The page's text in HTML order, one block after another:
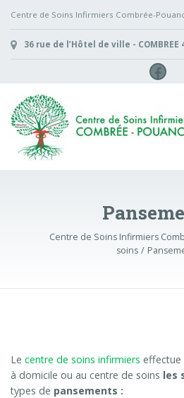
Centre de Soins Infirmiers Combrée-
36 rue de l’Hôtel de ville - COMBREE
Centre de Soins Infirmiers
soins
Le centre de soins infirmiers effectue
à domicile ou au centre de soins les
types de pansements :